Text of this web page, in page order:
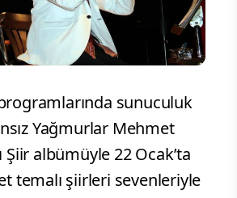
sunuculuk
Yağmurlar Mehmet
Şiir albümüyle 22 Ocak’ta
temalı şiirleri sevenleriyle